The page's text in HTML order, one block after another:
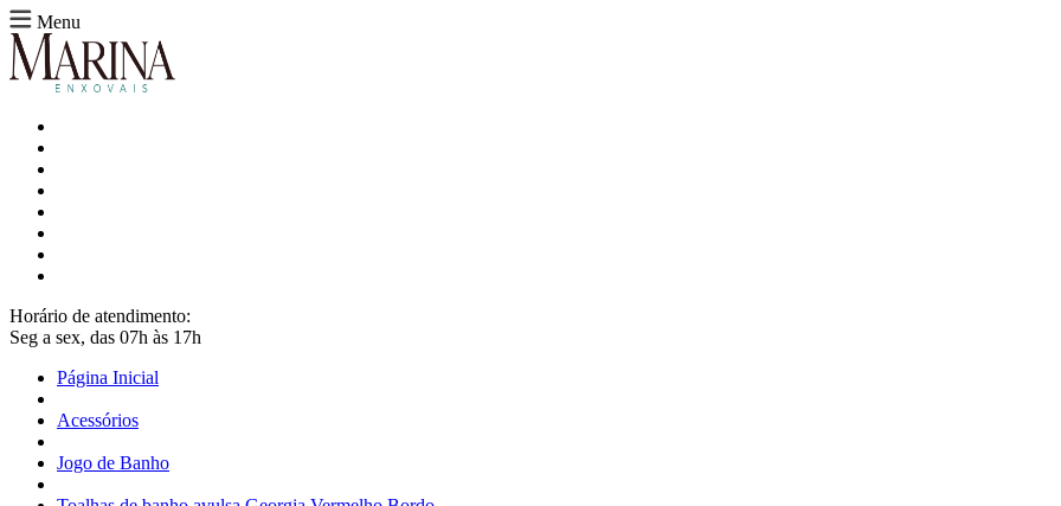
Menu
Horário de atendimento:
Seg a sex, das 07h às 17h
Página Inicial
Acessórios
Jogo de Banho